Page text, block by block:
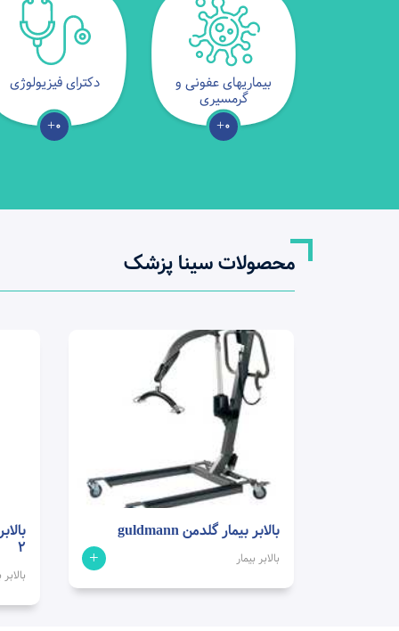
بیماریهای عفونی و
گرمسیری
0+
دکترای فیزیولوژی
0+
محصولات سینا پزشک
بالابر بیمار گلدمن guldmann
بالابر بیمار +
2
بالابر